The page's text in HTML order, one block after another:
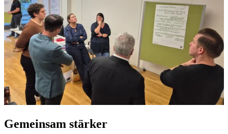
Gemeinsam stärker